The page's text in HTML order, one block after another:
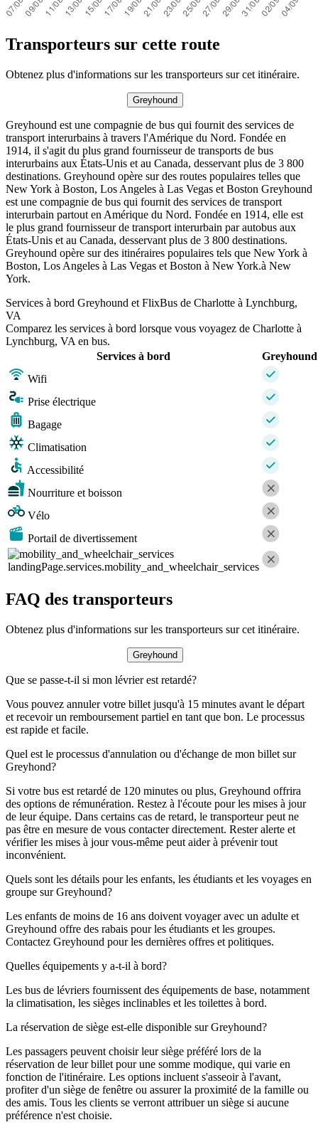
Transporteurs sur cette route
Obtenez plus d'informations sur les transporteurs sur cet itinéraire.
Greyhound
Greyhound est une compagnie de bus qui fournit des services de
transport interurbains à travers l'Amérique du Nord. Fondée en
1914, il s'agit du plus grand fournisseur de transports de bus
interurbains aux États-Unis et au Canada, desservant plus de 3 800
destinations. Greyhound opère sur des routes populaires telles que
New York à Boston, Los Angeles à Las Vegas et Boston Greyhound
est une compagnie de bus qui fournit des services de transport
interurbain partout en Amérique du Nord. Fondée en 1914, elle est
le plus grand fournisseur de transport interurbain par autobus aux
États-Unis et au Canada, desservant plus de 3 800 destinations.
Greyhound opère sur des itinéraires populaires tels que New York à
Boston, Los Angeles à Las Vegas et Boston à New York.à New
York.
Services à bord Greyhound et FlixBus de Charlotte à Lynchburg,
VA
Comparez les services à bord lorsque vous voyagez de Charlotte à
Lynchburg, VA en bus.
Services à bord
Greyhound
Wifi
Prise électrique
Bagage
Climatisation
Accessibilité
Nourriture et boisson
Vélo
Portail de divertissement
landingPage.services.mobility_and_wheelchair_services
FAQ des transporteurs
Obtenez plus d'informations sur les transporteurs sur cet itinéraire.
Greyhound
Que se passe-t-il si mon lévrier est retardé?
Vous pouvez annuler votre billet jusqu'à 15 minutes avant le départ
et recevoir un remboursement partiel en tant que bon. Le processus
est rapide et facile.
Quel est le processus d'annulation ou d'échange de mon billet sur
Greyhond?
Si votre bus est retardé de 120 minutes ou plus, Greyhound offrira
des options de rémunération. Restez à l'écoute pour les mises à jour
de leur équipe. Dans certains cas de retard, le transporteur peut ne
pas être en mesure de vous contacter directement. Rester alerte et
vérifier les mises à jour vous-même peut aider à prévenir tout
inconvénient.
Quels sont les détails pour les enfants, les étudiants et les voyages en
groupe sur Greyhound?
Les enfants de moins de 16 ans doivent voyager avec un adulte et
Greyhound offre des rabais pour les étudiants et les groupes.
Contactez Greyhound pour les dernières offres et politiques.
Quelles équipements y a-t-il à bord?
Les bus de lévriers fournissent des équipements de base, notamment
la climatisation, les sièges inclinables et les toilettes à bord.
La réservation de siège est-elle disponible sur Greyhound?
Les passagers peuvent choisir leur siège préféré lors de la
réservation de leur billet pour une somme modique, qui varie en
fonction de l'itinéraire. Les options incluent s'asseoir à l'avant,
profiter d'un siège de fenêtre ou assurer la proximité de la famille ou
des amis. Tous les clients se verront attribuer un siège si aucune
préférence n'est choisie.